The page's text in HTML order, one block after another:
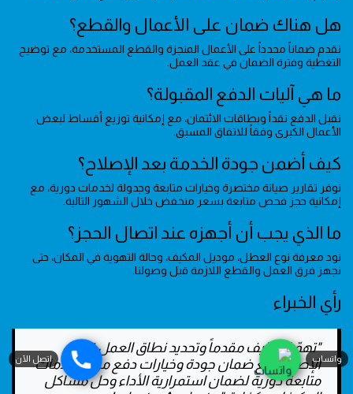
هل هناك ضمان على الأعمال والقطع؟
نقدم ضماناً محدداً على الأعمال المنجزة والقطع المستخدمة، مع توضيح
التغطية وفترة الضمان في عقد العمل.
ما هي آليات الدفع المقبولة؟
نقبل الدفع نقداً وبطاقات الائتمان، مع إمكانية توزيع أقساط لبعض
الأعمال الكبرى وفقاً للاتفاق المسبق.
كيف أضمن جودة الخدمة بعد الإصلاح؟
نوفر تقارير صيانة مختصرة وخيارات متابعة وجدولة لخدمات دورية، مع
إمكانية حجز فحص متابعة بسعر منخفض خلال الشهور التالية.
ما الذي يجب أن أجهزه عند اتصال الحجز؟
نود معرفة نوع العطل، موديل المكيف، وحالة التهوية في المكان، حتى
نجهز فرق العمل والقطع اللازمة قبل وصولنا.
رأي الخبراء
"تهمّ التكاليف مقدماً وتحديد نطاق العمل قبل
الإصلاح، مع ضمان جودة وخيارات دفع مرنة وخدمات
متابعة دورية لضمان استمرارية الأداء وحل مشاكل
واتساب اتصل الآن